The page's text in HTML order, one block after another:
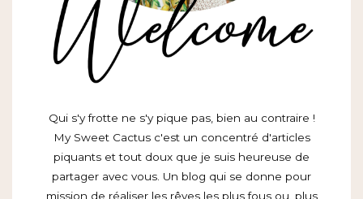
Qui s'y frotte ne s'y pique pas, bien au contraire !
My Sweet Cactus c'est un concentré d'articles
piquants et tout doux que je suis heureuse de
partager avec vous. Un blog qui se donne pour
mission de réaliser les rêves les plus fous ou, plus